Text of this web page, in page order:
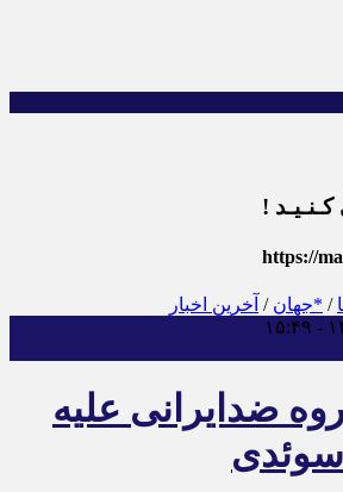
!
https://
/ *جهان / آخرین اخبار
ضدایرانی علیه